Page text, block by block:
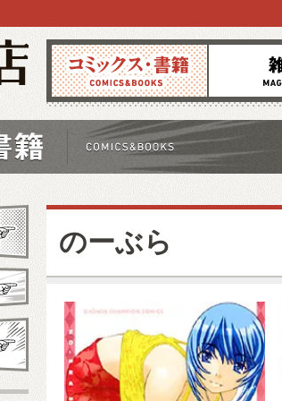
コミックス 雑誌
のーぶら